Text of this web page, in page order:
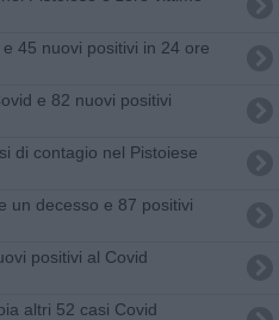
45 nuovi positivi in 24 ore
e 82 nuovi positivi
di contagio nel Pistoiese
un decesso e 87 positivi
positivi al Covid
altri 52 casi Covid